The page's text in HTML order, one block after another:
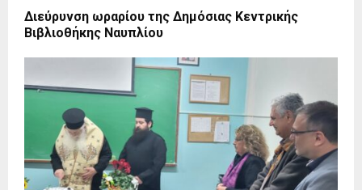
Διεύρυνση ωραρίου της Δημόσιας Κεντρικής
Βιβλιοθήκης Ναυπλίου